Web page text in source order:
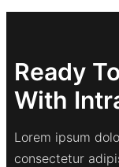
Ready
With
Lorem ipsum
consectetur